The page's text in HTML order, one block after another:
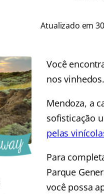
Atualizado em
Você
nos
Mendoza, a
sofisticação
pelas
Para
Parque
você possa